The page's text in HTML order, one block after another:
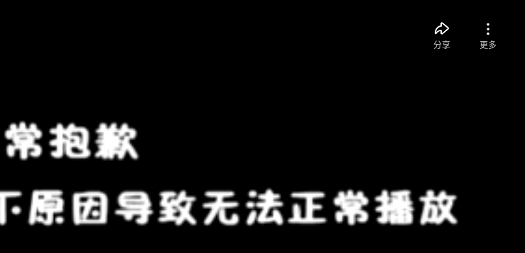
分享 更多